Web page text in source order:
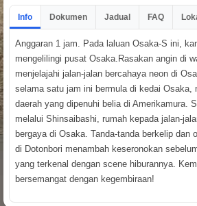
Info Dokumen Jadual FAQ
Anggaran 1 jam. Pada laluan Osaka-S ini,
mengelilingi pusat Osaka.Rasakan angin di
menjelajahi jalan-jalan bercahaya neon di
selama satu jam ini bermula di kedai Osaka,
daerah yang dipenuhi belia di Amerikamura.
melalui Shinsaibashi, rumah kepada jalan-
bergaya di Osaka. Tanda-tanda berkelip dan
di Dotonbori menambah keseronokan
yang terkenal dengan scene hiburannya.
bersemangat dengan kegembiraan!